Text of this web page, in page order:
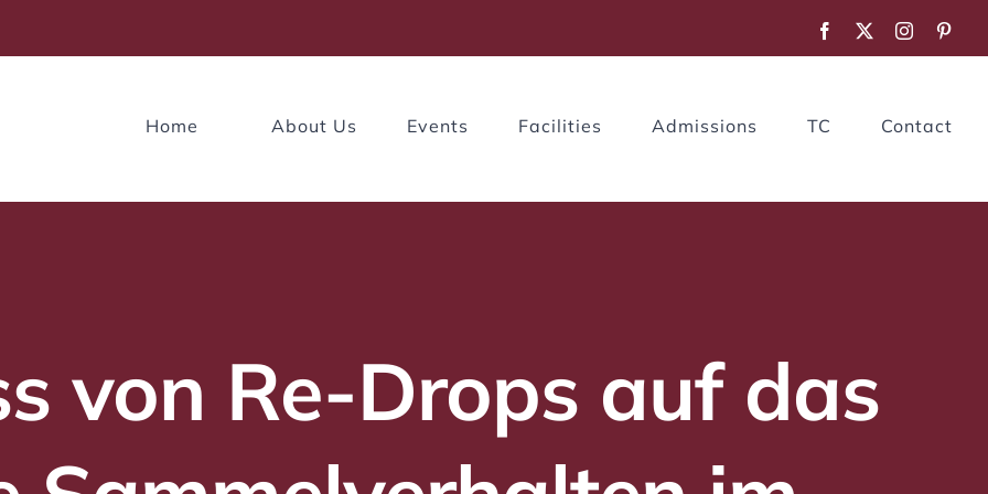
Facebook Instagram
Home About Us Events Facilities Admissions TC Contact
von Re-Drops auf das